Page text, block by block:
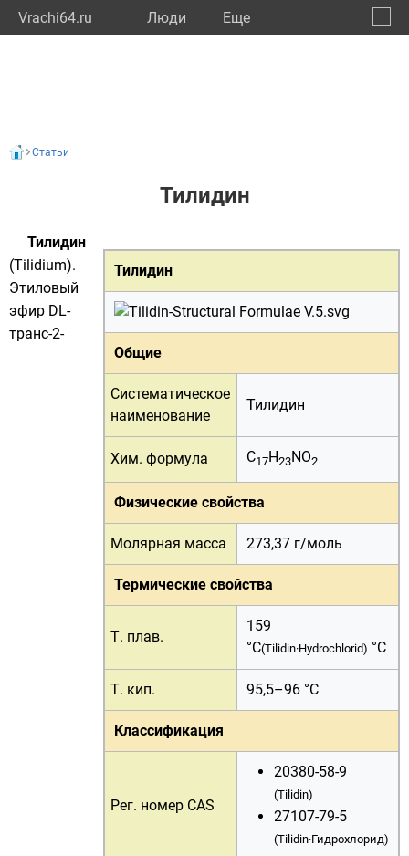
Vrachi64.ru Люди Eще
Статьи
Тилидин
Тилидин
Общие
Систематическое
наименование
Тилидин
Хим. формула C17H23NO2
Физические свойства
Молярная масса 273,37 г/моль
Термические свойства
Т. плав.
159
°C(Tilidin·Hydrochlorid) °C
Т. кип. 95,5–96 °C
Классификация
Рег. номер CAS
20380-58-9
(Tilidin)
27107-79-5
(Tilidin·Гидрохлорид)
Тилидин
(Tilidium).
Этиловый
эфир DL-
транс-2-